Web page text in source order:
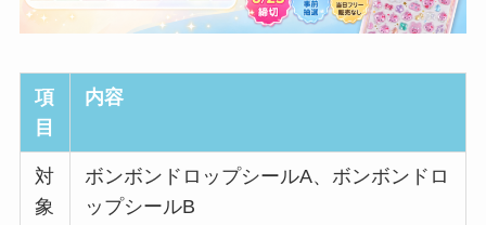
項
目
内容
対
象
ボンボンドロップシールA、ボンボンドロ
ップシールB